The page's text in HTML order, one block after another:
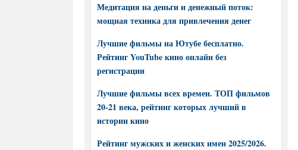
Медитация на деньги и денежный поток:
мощная техника для привлечения денег
Лучшие фильмы на Ютубе бесплатно.
Рейтинг YouTube кино онлайн без
регистрации
Лучшие фильмы всех времен. ТОП фильмов
20-21 века, рейтинг которых лучший в
истории кино
Рейтинг мужских и женских имен 2025/2026.